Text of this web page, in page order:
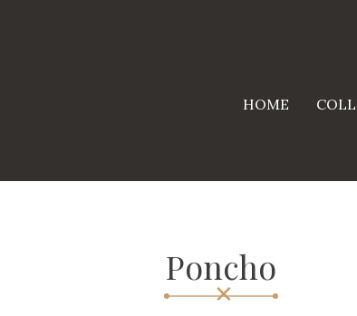
HOME
Poncho